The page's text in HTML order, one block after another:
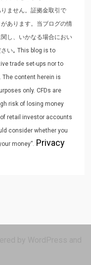
ません。証拠金取引で
あります。当ブログの情
し、いかなる場合におい
い｡ This blog is to
trade set-ups nor to
The content herein is
only. CFDs are
risk of losing money
retail investor accounts
consider whether you
money”. Privacy